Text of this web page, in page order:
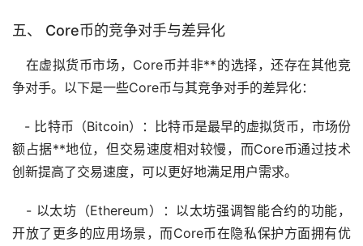
五、 Core币的竞争对手与差异化
在虚拟货币市场，Core币并非**的选择，还存在其他竞
争对手。以下是一些Core币与其竞争对手的差异化：
- 比特币 （Bitcoin）：比特币是最早的虚拟货币，市场份
额占据**地位，但交易速度相对较慢，而Core币通过技术
创新提高了交易速度，可以更好地满足用户需求。
- 以太坊 （Ethereum）：以太坊强调智能合约的功能，
开放了更多的应用场景，而Core币在隐私保护方面拥有优